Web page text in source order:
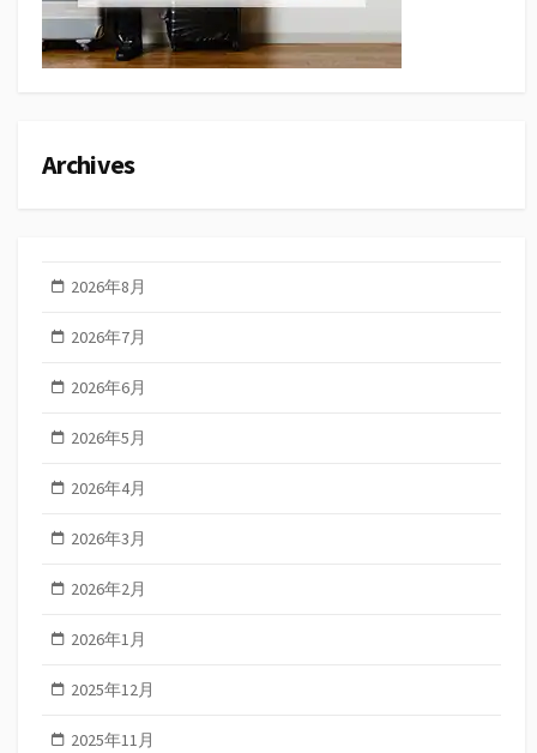
Archives
2026年8月
2026年7月
2026年6月
2026年5月
2026年4月
2026年3月
2026年2月
2026年1月
2025年12月
2025年11月